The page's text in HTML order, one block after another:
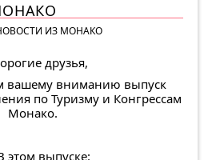
ИЗ МОНАКО
друзья,
вашему вниманию выпуск
по Туризму и Конгрессам
Монако.
этом выпуске: